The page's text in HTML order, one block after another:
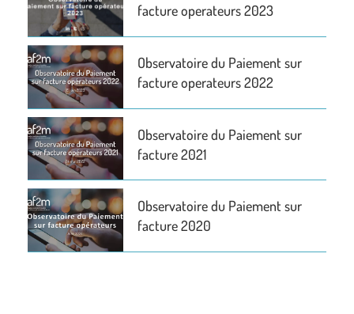
facture operateurs 2023
Observatoire du Paiement sur
facture operateurs 2022
Observatoire du Paiement sur
facture 2021
Observatoire du Paiement sur
facture 2020